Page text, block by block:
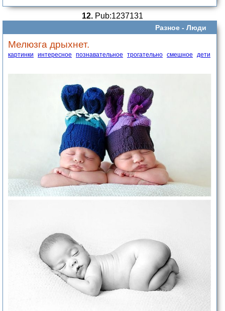
12. Pub:1237131
Разное - Люди
Мелюзга дрыхнет.
картинки интересное познавательное трогательно смешное дети